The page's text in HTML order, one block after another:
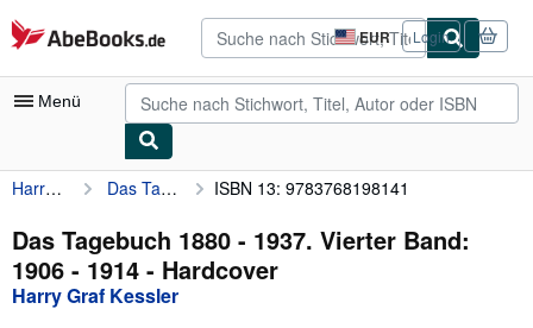
Zum Hauptinhalt
AbeBooks.de EUR
Seite
der
Einkaufseinstellungen.
Login
Menü
Nutzerkonto
Meine Bestellungen
Detailsuche
Sammlungen
Harry Graf Kessler Das Tagebuch 1880 - 1937. Vierter Band: 1906 - 1914 ISBN 13: 9783768198141
Das Tagebuch 1880 - 1937. Vierter Band:
1906 - 1914 - Hardcover
Harry Graf Kessler